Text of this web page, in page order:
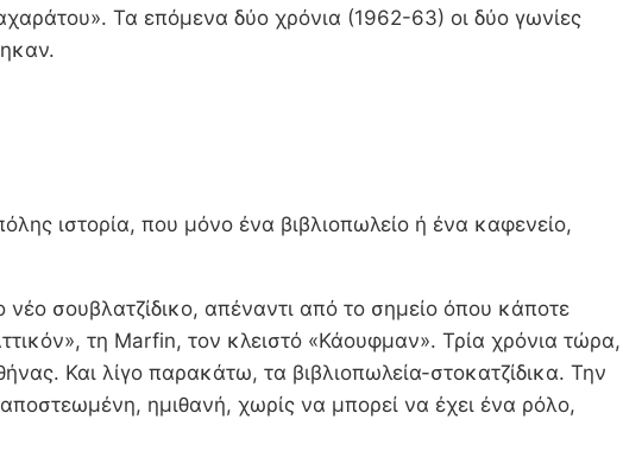
Τα επόμενα δύο χρόνια (1962-63) οι δύο γωνίες
ιστορία, που μόνο ένα βιβλιοπωλείο ή ένα καφενείο,
σουβλατζίδικο, απέναντι από το σημείο όπου κάποτε
τη Marfin, τον κλειστό «Κάουφμαν». Τρία χρόνια τώρα,
Και λίγο παρακάτω, τα βιβλιοπωλεία-στοκατζίδικα. Την
ημιθανή, χωρίς να μπορεί να έχει ένα ρόλο,